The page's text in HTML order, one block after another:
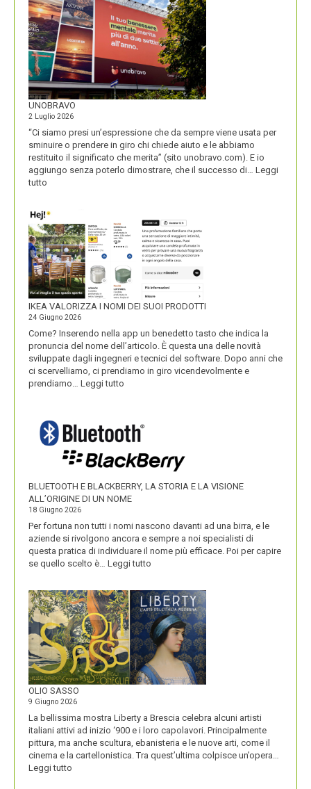
UNOBRAVO
2 Luglio 2026
“Ci siamo presi un’espressione che da sempre viene usata per
sminuire o prendere in giro chi chiede aiuto e le abbiamo
restituito il significato che merita” (sito unobravo.com). E io
aggiungo senza poterlo dimostrare, che il successo di… Leggi
tutto
IKEA VALORIZZA I NOMI DEI SUOI PRODOTTI
24 Giugno 2026
Come? Inserendo nella app un benedetto tasto che indica la
pronuncia del nome dell’articolo. È questa una delle novità
sviluppate dagli ingegneri e tecnici del software. Dopo anni che
ci scervelliamo, ci prendiamo in giro vicendevolmente e
prendiamo… Leggi tutto
NOMI
DEI
SUOI
PRODOTTI
BLUETOOTH E BLACKBERRY, LA STORIA E LA VISIONE
ALL’ORIGINE DI UN NOME
18 Giugno 2026
Per fortuna non tutti i nomi nascono davanti ad una birra, e le
aziende si rivolgono ancora e sempre a noi specialisti di
questa pratica di individuare il nome più efficace. Poi per capire
se quello scelto è… Leggi tutto
BLACKBERRY,
LA
STORIA
E
LA
VISIONE
ALL’ORIGINE
DI
NOME
OLIO SASSO
9 Giugno 2026
La bellissima mostra Liberty a Brescia celebra alcuni artisti
italiani attivi ad inizio ‘900 e i loro capolavori. Principalmente
pittura, ma anche scultura, ebanisteria e le nuove arti, come il
cinema e la cartellonistica. Tra quest’ultima colpisce un’opera…
Leggi tutto